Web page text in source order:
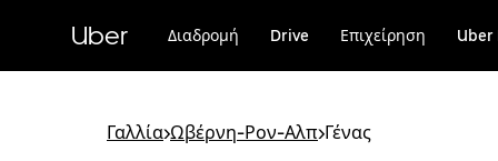
περιεχόμενο
Uber Διαδρομή Drive Επιχείρηση Uber
Γαλλία>Ωβέρνη-Ρον-Αλπ>Γένας